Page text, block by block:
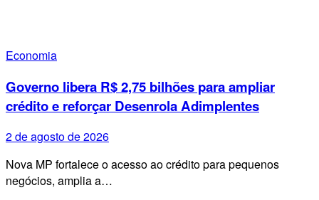
Economia
Governo libera R$ 2,75 bilhões para ampliar
crédito e reforçar Desenrola Adimplentes
2 de agosto de 2026
Nova MP fortalece o acesso ao crédito para pequenos
negócios, amplia a…